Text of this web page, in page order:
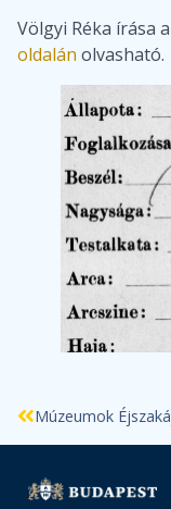
Völgyi Réka írása
oldalán olvasható.
Múzeumok